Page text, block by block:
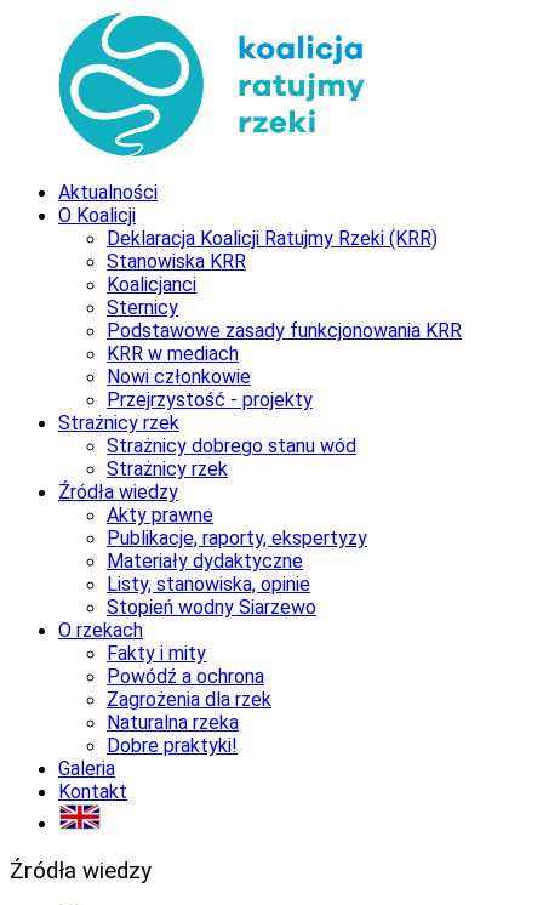
Aktualności
O Koalicji
Deklaracja Koalicji Ratujmy Rzeki (KRR)
Stanowiska KRR
Koalicjanci
Sternicy
Podstawowe zasady funkcjonowania KRR
KRR w mediach
Nowi członkowie
Przejrzystość - projekty
Strażnicy rzek
Strażnicy dobrego stanu wód
Strażnicy rzek
Źródła wiedzy
Akty prawne
Publikacje, raporty, ekspertyzy
Materiały dydaktyczne
Listy, stanowiska, opinie
Stopień wodny Siarzewo
O rzekach
Fakty i mity
Powódź a ochrona
Zagrożenia dla rzek
Naturalna rzeka
Dobre praktyki!
Galeria
Kontakt
Źródła wiedzy